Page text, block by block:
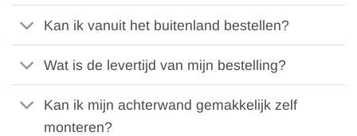
Kan ik vanuit het buitenland bestellen?
Wat is de levertijd van mijn bestelling?
Kan ik mijn achterwand gemakkelijk zelf
monteren?